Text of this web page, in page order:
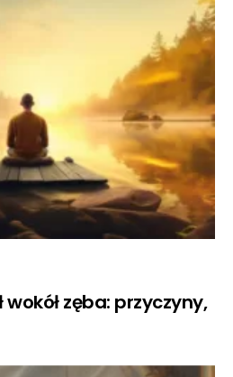
zęba: przyczyny,